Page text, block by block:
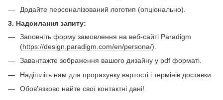
Додайте персоналізований логотип (опціонально).
3. Надсилання запиту:
Заповніть форму замовлення на веб-сайті Paradigm
(https://design.paradigm.com/en/persona/).
Завантажте зображення вашого дизайну у pdf форматі.
Надішліть нам для прорахунку вартості і термінів доставки
Обов'язково найте свої контактні дані!